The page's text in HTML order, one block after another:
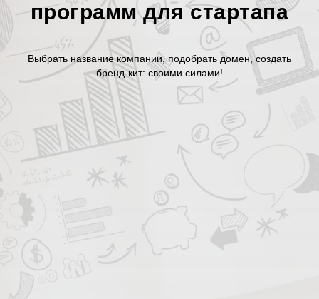
программ для стартапа
Выбрать название компании, подобрать домен, создать
бренд-кит: своими силами!